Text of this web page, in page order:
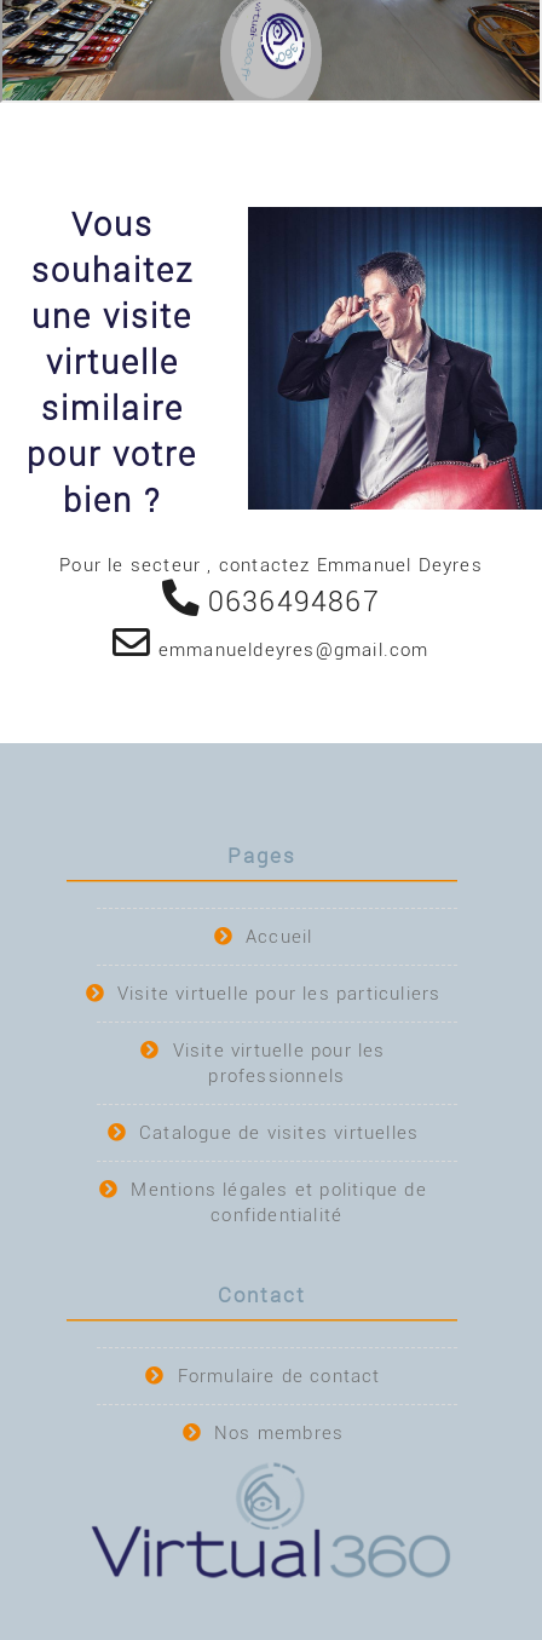
Vous
souhaitez
une visite
virtuelle
similaire
pour votre
bien ?
Pour le secteur , contactez Emmanuel Deyres
0636494867
emmanueldeyres@gmail.com
Pages
Accueil
Visite virtuelle pour les particuliers
Visite virtuelle pour les
professionnels
Catalogue de visites virtuelles
Mentions légales et politique de
confidentialité
Contact
Formulaire de contact
Nos membres